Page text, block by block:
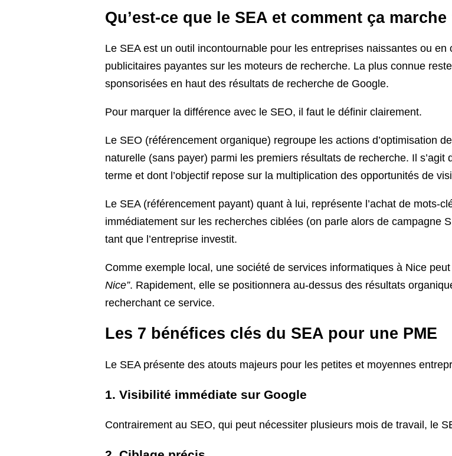
Qu’est-ce que le SEA et comment ça marche
Le SEA est un outil incontournable pour les entreprises naissantes ou
publicitaires payantes sur les moteurs de recherche. La plus connue
sponsorisées en haut des résultats de recherche de Google.
Pour marquer la différence avec le SEO, il faut le définir clairement.
Le SEO (référencement organique) regroupe les actions d’optimisation
naturelle (sans payer) parmi les premiers résultats de recherche. Il s’agit
terme et dont l’objectif repose sur la multiplication des opportunités de
Le SEA (référencement payant) quant à lui, représente l’achat de mots-
immédiatement sur les recherches ciblées (on parle alors de campagne
tant que l’entreprise investit.
Comme exemple local, une société de services informatiques à Nice
Nice”. Rapidement, elle se positionnera au-dessus des résultats
recherchant ce service.
Les 7 bénéfices clés du SEA pour une PME
Le SEA présente des atouts majeurs pour les petites et moyennes
1. Visibilité immédiate sur Google
Contrairement au SEO, qui peut nécessiter plusieurs mois de travail, le